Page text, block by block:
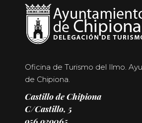
Oficina de Turismo del Ilmo.
de Chipiona.
Castillo de Chipiona
C/Castillo, 5